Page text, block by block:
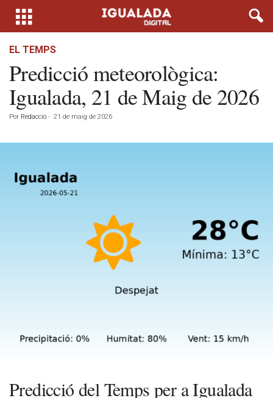
EL TEMPS
Predicció meteorològica:
Igualada, 21 de Maig de 2026
Por Redacció - 21 de maig de 2026
Predicció del Temps per a Igualada